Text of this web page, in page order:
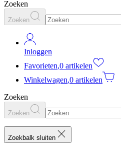
Zoeken
Zoeken
Inloggen
Favorieten,0 artikelen
Winkelwagen,0 artikelen
Zoeken
Zoeken
Zoekbalk sluiten